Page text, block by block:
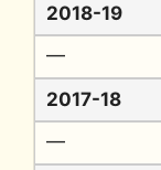
2018-19
━
2017-18
━